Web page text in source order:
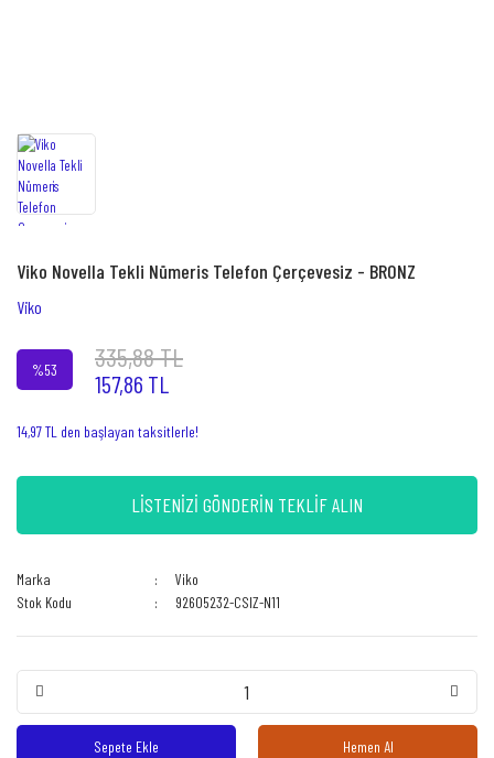
Viko Novella Tekli Nümeris Telefon Çerçevesiz - BRONZ
Viko
%53 335,88 TL
157,86 TL
14,97 TL den başlayan taksitlerle!
LİSTENİZİ GÖNDERİN TEKLİF ALIN
Marka
Viko
Stok Kodu
92605232-CSIZ-N11
Sepete Ekle Hemen Al